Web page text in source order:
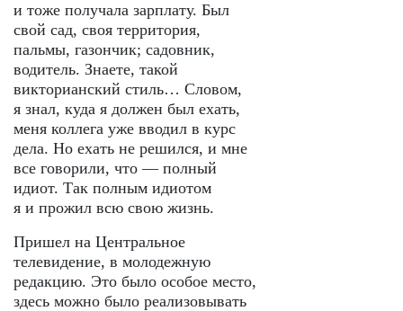
и тоже получала зарплату. Был
свой сад, своя территория,
пальмы, газончик; садовник,
водитель. Знаете, такой
викторианский стиль… Словом,
я знал, куда я должен был ехать,
меня коллега уже вводил в курс
дела. Но ехать не решился, и мне
все говорили, что — полный
идиот. Так полным идиотом
я и прожил всю свою жизнь.
Пришел на Центральное
телевидение, в молодежную
редакцию. Это было особое место,
здесь можно было реализовывать